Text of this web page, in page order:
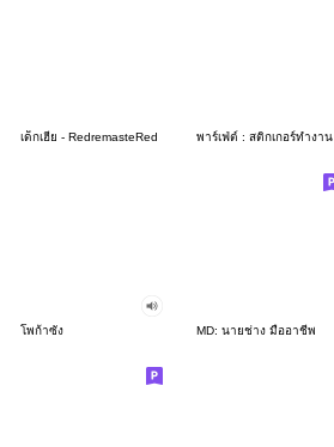
เด็กเฮีย - RedremasteRed พาร์เฟ่ต์ : สติกเกอร์ทำงาน
โพก้าซัง MD: นายช่าง มืออาชีพ